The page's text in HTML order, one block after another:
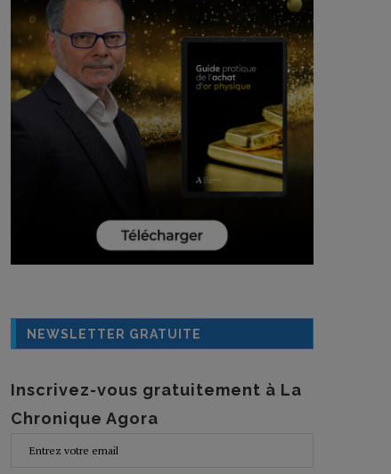
NEWSLETTER GRATUITE
Inscrivez-vous gratuitement à La
Chronique Agora